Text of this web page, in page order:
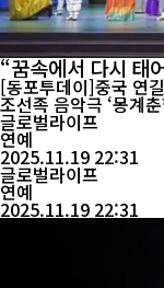
“꿈속에서 다시 태
흥행
[동포투데이]중국 연
조선족 음악극 ‘몽계
서 마지막 시민 공연
쳤다. 이번 공연은 11월 7일 개막해 16일까지 총 10회 연속으로 무
대에 올랐다. 평일은
양한 관객층이 관람할
향전’...
글로벌라이프
연예
2025.11.19 22:31
글로벌라이프
연예
2025.11.19 22:31